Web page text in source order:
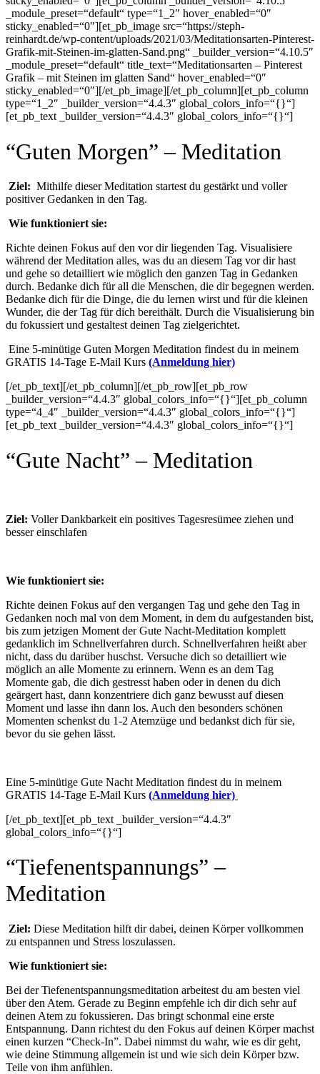
_module_preset=“default“ type=“1_2″ hover_enabled=“0″
sticky_enabled=“0″][et_pb_image src=“https://steph-
reinhardt.de/wp-content/uploads/2021/03/Meditationsarten-Pinterest-
Grafik-mit-Steinen-im-glatten-Sand.png“ _builder_version=“4.10.5″
_module_preset=“default“ title_text=“Meditationsarten – Pinterest
Grafik – mit Steinen im glatten Sand“ hover_enabled=“0″
sticky_enabled=“0″][/et_pb_image][/et_pb_column][et_pb_column
type=“1_2″ _builder_version=“4.4.3″ global_colors_info=“{}“]
[et_pb_text _builder_version=“4.4.3″ global_colors_info=“{}“]
“Guten Morgen” – Meditation
Ziel: Mithilfe dieser Meditation startest du gestärkt und voller
positiver Gedanken in den Tag.
Wie funktioniert sie:
Richte deinen Fokus auf den vor dir liegenden Tag. Visualisiere
während der Meditation alles, was du an diesem Tag vor dir hast
und gehe so detailliert wie möglich den ganzen Tag in Gedanken
durch. Bedanke dich für all die Menschen, die dir begegnen werden.
Bedanke dich für die Dinge, die du lernen wirst und für die kleinen
Wunder, die der Tag für dich bereithält. Durch die Visualisierung bin
du fokussiert und gestaltest deinen Tag zielgerichtet.
Eine 5-minütige Guten Morgen Meditation findest du in meinem
GRATIS 14-Tage E-Mail Kurs (Anmeldung hier)
[/et_pb_text][/et_pb_column][/et_pb_row][et_pb_row
_builder_version=“4.4.3″ global_colors_info=“{}“][et_pb_column
type=“4_4″ _builder_version=“4.4.3″ global_colors_info=“{}“]
[et_pb_text _builder_version=“4.4.3″ global_colors_info=“{}“]
“Gute Nacht” – Meditation
Ziel: Voller Dankbarkeit ein positives Tagesresümee ziehen und
besser einschlafen
Wie funktioniert sie:
Richte deinen Fokus auf den vergangen Tag und gehe den Tag in
Gedanken noch mal von dem Moment, in dem du aufgestanden bist,
bis zum jetzigen Moment der Gute Nacht-Meditation komplett
gedanklich im Schnellverfahren durch. Schnellverfahren heißt aber
nicht, dass du darüber huschst. Versuche dich so detailliert wie
möglich an alle Momente zu erinnern. Wenn es an dem Tag
Momente gab, die dich gestresst haben oder in denen du dich
geärgert hast, dann konzentriere dich ganz bewusst auf diesen
Moment und lasse ihn dann los. Auch den besonders schönen
Momenten schenkst du 1-2 Atemzüge und bedankst dich für sie,
bevor du sie gehen lässt.
Eine 5-minütige Gute Nacht Meditation findest du in meinem
GRATIS 14-Tage E-Mail Kurs (Anmeldung hier)
[/et_pb_text][et_pb_text _builder_version=“4.4.3″
global_colors_info=“{}“]
“Tiefenentspannungs” –
Meditation
Ziel: Diese Meditation hilft dir dabei, deinen Körper vollkommen
zu entspannen und Stress loszulassen.
Wie funktioniert sie:
Bei der Tiefenentspannungsmeditation arbeitest du am besten viel
über den Atem. Gerade zu Beginn empfehle ich dir dich sehr auf
deinen Atem zu fokussieren. Das bringt schonmal eine erste
Entspannung. Dann richtest du den Fokus auf deinen Körper machst
einen kurzen “Check-In”. Dabei nimmst du wahr, wie es dir geht,
wie deine Stimmung allgemein ist und wie sich dein Körper bzw.
Teile von ihm anfühlen.